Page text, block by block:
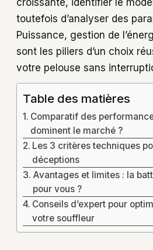
toutefois d’analyser des
Puissance, gestion de
sont les piliers d’un choix
votre pelouse sans
Table des matières
Comparatif des
dominent le marché ?
Les 3 critères techniques
déceptions
Avantages et limites : la
pour vous ?
Conseils d’expert pour
votre souffleur